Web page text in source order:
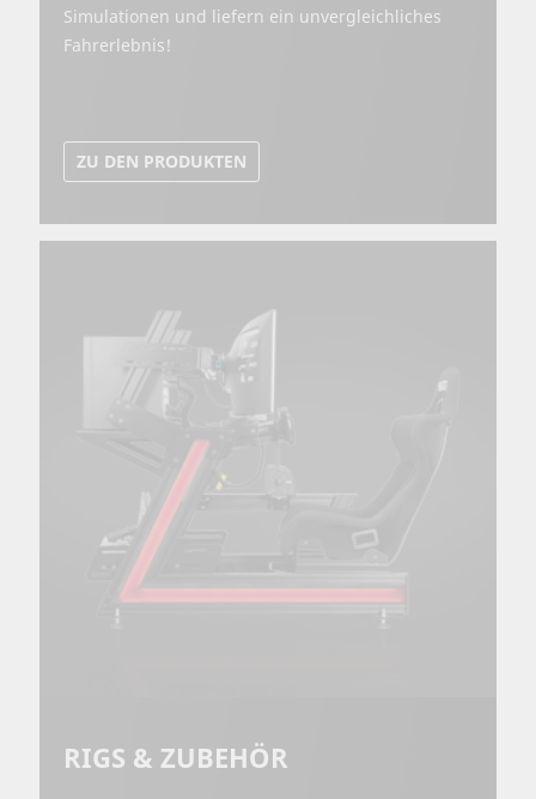
Simulationen und liefern ein unvergleichliches
Fahrerlebnis!
ZU DEN PRODUKTEN
RIGS & ZUBEHÖR